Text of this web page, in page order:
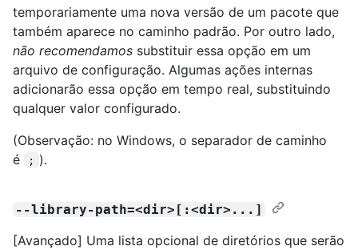
temporariamente uma nova versão de um pacote que
também aparece no caminho padrão. Por outro lado,
não recomendamos substituir essa opção em um
arquivo de configuração. Algumas ações internas
adicionarão essa opção em tempo real, substituindo
qualquer valor configurado.
(Observação: no Windows, o separador de caminho
é
; ).
--library-path=<dir>[:<dir>...]
[Avançado] Uma lista opcional de diretórios que serão